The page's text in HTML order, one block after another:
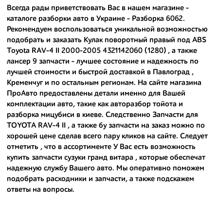
автозапчастей для
TOYOTA RAV-4 II (XA20) 2000-2005
популярных марок. Мы продаем оригинальные и
высококачественные запчасти, отказываясь от контрафактных
аналогов.
Многие наши оптовые клиенты рекомендуют именно нашу
разборку как надежного и проверенного продавца. Если вам
требуется приобрести оптовую партию деталей для японских
автомобилей, то консультанты нашего интернет-магазина
подберут вам товар и укомплектуют партию. Также мы поможем с
правильным выбором по каталогу автозапчастей.
Купить комплектующие для авто с разборки – хорошее решение.
Ведь наши запчасти:
- доступные по цене;
- сняты только с автомобилей, которые ездили по превосходным
европейским и японским дорогам;
- имеют большой запас прочности и невыробатанный ресурс, и
Всегда рады приветствовать Вас в нашем магазине -
каталоге разборки авто в Украине - Разборка 6062.
Рекомендуем воспользоваться уникальной возможностью
подобрать и заказать Кулак поворотный правый под ABS
Toyota RAV-4 II 2000-2005 4321142060 (1280) , а также
лансер 9 запчасти - лучшее состояние и надежность по
лучшей стоимости и быстрой доставкой в Павлоград ,
Кременчуг и по остальным регионам. На сайте магазина
ПроАвто предоставлены детали именно для Вашей
комплектации авто, такие какавторазбор тойота и
разборка мицубиси в киеве. Следственно Запчасти для
TOYOTA RAV-4 II , а также бу запчасти на заказ можно по
хорошей цене сделав всего пару кликов на сайте. Следует
отметить , что в ассортименте У Вас есть возможность
купить запчасти сузуки гранд витара , которые обеспечат
надежную службу Вашего авто. Мы оперативно поможем
подобрать расходники и запчасти, а также подскажем
ответы на вопросы.